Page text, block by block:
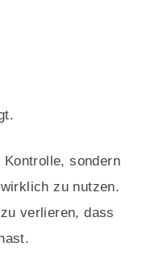
sondern
zu nutzen.
verlieren, dass